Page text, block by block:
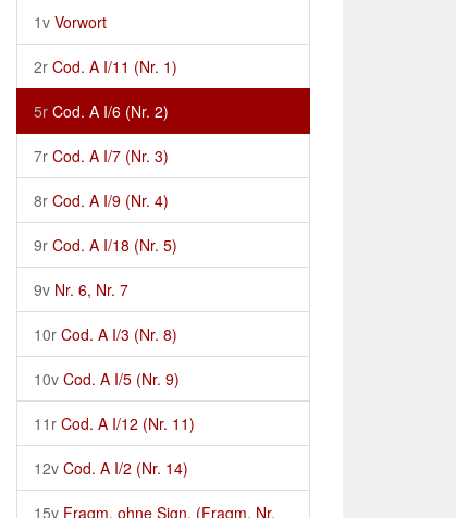
1v Vorwort
2r Cod. A I/11 (Nr. 1)
5r Cod. A I/6 (Nr. 2)
7r Cod. A I/7 (Nr. 3)
8r Cod. A I/9 (Nr. 4)
9r Cod. A I/18 (Nr. 5)
9v Nr. 6, Nr. 7
10r Cod. A I/3 (Nr. 8)
10v Cod. A I/5 (Nr. 9)
11r Cod. A I/12 (Nr. 11)
12v Cod. A I/2 (Nr. 14)
15v Fragm. ohne Sign. (Fragm. Nr.